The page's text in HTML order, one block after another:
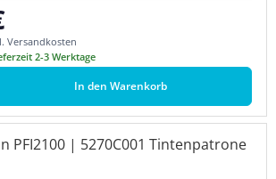
Versandkosten
2-3 Werktage
In den Warenkorb